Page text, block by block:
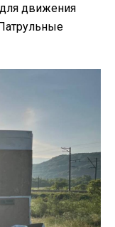
для движения